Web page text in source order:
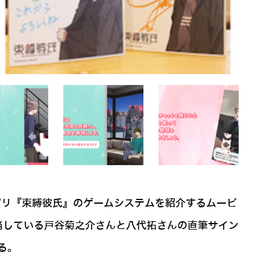
束縛彼氏』のゲームシステムを紹介するムービ
ている戸谷菊之介さんと八代拓さんの直筆サイン